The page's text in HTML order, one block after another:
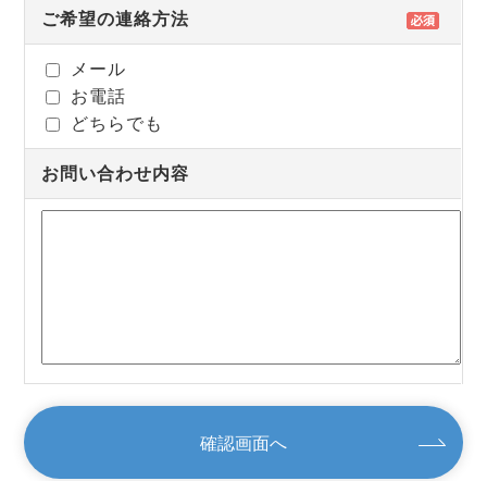
ご希望の連絡方法
メール
お電話
どちらでも
お問い合わせ内容